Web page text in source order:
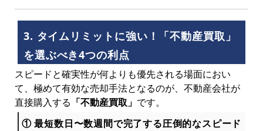
3. タイムリミットに強い！「不動産買取」
を選ぶべき4つの利点
スピードと確実性が何よりも優先される場面におい
て、極めて有効な売却手法となるのが、不動産会社が
直接購入する 「不動産買取」 です。
① 最短数日〜数週間で完了する圧倒的なスピード